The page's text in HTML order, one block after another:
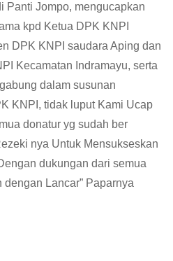
Panti Jompo, mengucapkan
kpd Ketua DPK KNPI
DPK KNPI saudara Aping dan
Kecamatan Indramayu, serta
dalam susunan
KNPI, tidak luput Kami Ucap
donatur yg sudah ber
nya Untuk Mensukseskan
dukungan dari semua
Lancar” Paparnya